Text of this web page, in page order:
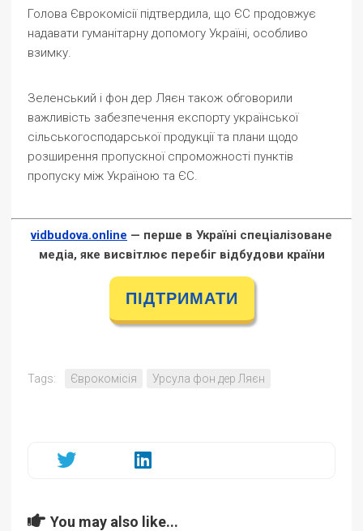
Голова Єврокомісії підтвердила, що ЄС продовжує
надавати гуманітарну допомогу Україні, особливо
взимку.
Зеленський і фон дер Ляєн також обговорили
важливість забезпечення експорту української
сільськогосподарської продукції та плани щодо
розширення пропускної спроможності пунктів
пропуску між Україною та ЄС.
vidbudova.online — перше в Україні спеціалізоване
медіа, яке висвітлює перебіг відбудови країни
ПІДТРИМАТИ
Tags: Єврокомісія Урсула фон дер Ляєн
You may also like...